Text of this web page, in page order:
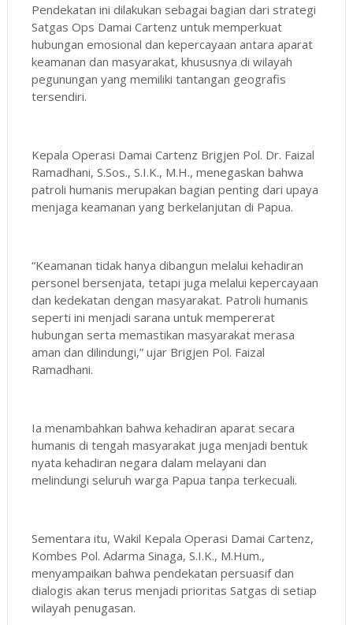
Pendekatan ini dilakukan sebagai bagian dari strategi
Satgas Ops Damai Cartenz untuk memperkuat
hubungan emosional dan kepercayaan antara aparat
keamanan dan masyarakat, khususnya di wilayah
pegunungan yang memiliki tantangan geografis
tersendiri.
Kepala Operasi Damai Cartenz Brigjen Pol. Dr. Faizal
Ramadhani, S.Sos., S.I.K., M.H., menegaskan bahwa
patroli humanis merupakan bagian penting dari upaya
menjaga keamanan yang berkelanjutan di Papua.
“Keamanan tidak hanya dibangun melalui kehadiran
personel bersenjata, tetapi juga melalui kepercayaan
dan kedekatan dengan masyarakat. Patroli humanis
seperti ini menjadi sarana untuk mempererat
hubungan serta memastikan masyarakat merasa
aman dan dilindungi,” ujar Brigjen Pol. Faizal
Ramadhani.
Ia menambahkan bahwa kehadiran aparat secara
humanis di tengah masyarakat juga menjadi bentuk
nyata kehadiran negara dalam melayani dan
melindungi seluruh warga Papua tanpa terkecuali.
Sementara itu, Wakil Kepala Operasi Damai Cartenz,
Kombes Pol. Adarma Sinaga, S.I.K., M.Hum.,
menyampaikan bahwa pendekatan persuasif dan
dialogis akan terus menjadi prioritas Satgas di setiap
wilayah penugasan.